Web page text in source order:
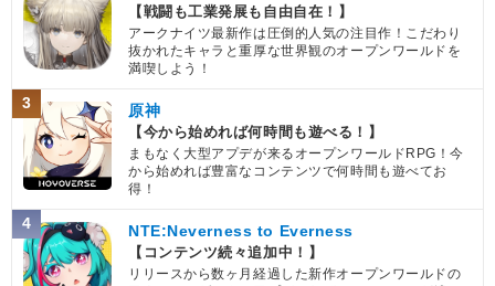
【戦闘も工業発展も自由自在！】
アークナイツ最新作は圧倒的人気の注目作！こだわり
抜かれたキャラと重厚な世界観のオープンワールドを
満喫しよう！
3 原神
【今から始めれば何時間も遊べる！】
まもなく大型アプデが来るオープンワールドRPG！今
から始めれば豊富なコンテンツで何時間も遊べてお
得！
4 NTE:Neverness to Everness
【コンテンツ続々追加中！】
リリースから数ヶ月経過した新作オープンワールドの